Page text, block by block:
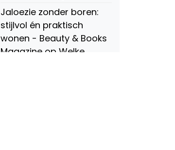
Jaloezie zonder boren:
stijlvol én praktisch
wonen - Beauty & Books
Magazine op Welke